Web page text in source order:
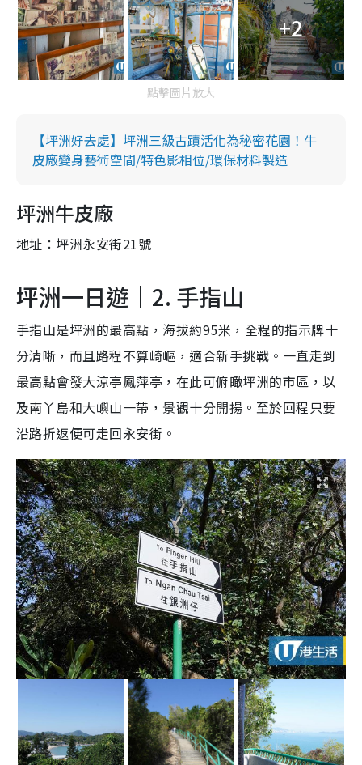
+2
點擊圖片放大
【坪洲好去處】坪洲三級古蹟活化為秘密花園！牛
皮廠變身藝術空間/特色影相位/環保材料製造
坪洲牛皮廠
地址：坪洲永安街21號
坪洲一日遊｜2. 手指山
手指山是坪洲的最高點，海拔約95米，全程的指示牌十
分清晰，而且路程不算崎嶇，適合新手挑戰。一直走到
最高點會發大涼亭鳳萍亭，在此可俯瞰坪洲的市區，以
及南丫島和大嶼山一帶，景觀十分開揚。至於回程只要
沿路折返便可走回永安街。